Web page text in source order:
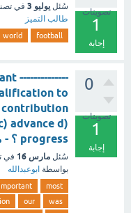
تصويتات
1
إجابة
سُئل يوليو 3 في
طالب التميز
football
world
0
تصويتات
1
إجابة
--------------
to
contribution
advance d)
progress ؟ - مع الشرح
سُئل مارس 16 في
بواسطة ابوعبدالله
most
was
our